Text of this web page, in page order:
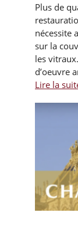
Plus de
nécessite
sur la
les
d’oeuvre
Lire la